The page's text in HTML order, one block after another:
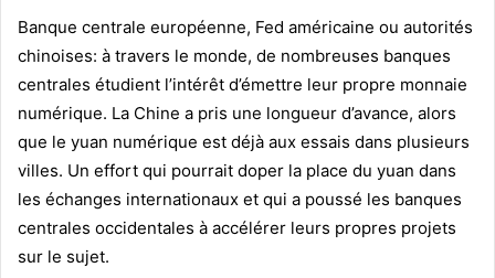
Banque centrale européenne, Fed américaine ou autorités
chinoises: à travers le monde, de nombreuses banques
centrales étudient l’intérêt d’émettre leur propre monnaie
numérique. La Chine a pris une longueur d’avance, alors
que le yuan numérique est déjà aux essais dans plusieurs
villes. Un effort qui pourrait doper la place du yuan dans
les échanges internationaux et qui a poussé les banques
centrales occidentales à accélérer leurs propres projets
sur le sujet.